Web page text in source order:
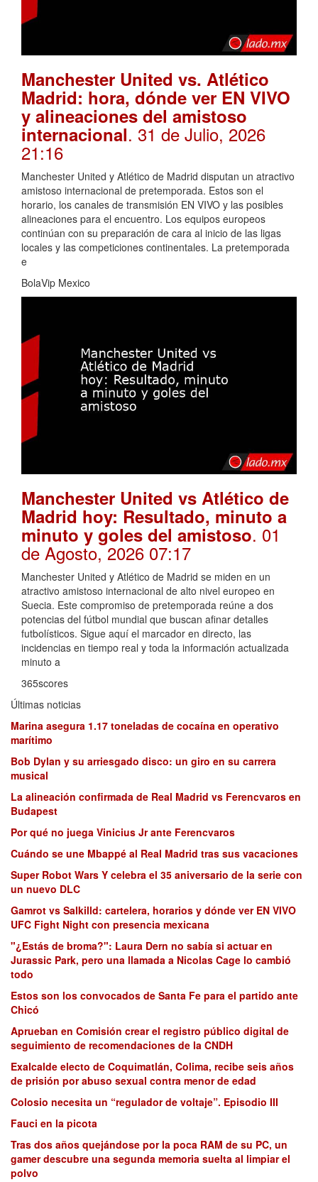
Manchester United vs. Atlético
Madrid: hora, dónde ver EN VIVO
y alineaciones del amistoso
internacional. 31 de Julio, 2026
21:16
Manchester United y Atlético de Madrid disputan un atractivo
amistoso internacional de pretemporada. Estos son el
horario, los canales de transmisión EN VIVO y las posibles
alineaciones para el encuentro. Los equipos europeos
continúan con su preparación de cara al inicio de las ligas
locales y las competiciones continentales. La pretemporada
e
BolaVip Mexico
Manchester United vs Atlético de
Madrid hoy: Resultado, minuto a
minuto y goles del amistoso. 01
de Agosto, 2026 07:17
Manchester United y Atlético de Madrid se miden en un
atractivo amistoso internacional de alto nivel europeo en
Suecia. Este compromiso de pretemporada reúne a dos
potencias del fútbol mundial que buscan afinar detalles
futbolísticos. Sigue aquí el marcador en directo, las
incidencias en tiempo real y toda la información actualizada
minuto a
365scores
Últimas noticias
Marina asegura 1.17 toneladas de cocaína en operativo
marítimo
Bob Dylan y su arriesgado disco: un giro en su carrera
musical
La alineación confirmada de Real Madrid vs Ferencvaros en
Budapest
Por qué no juega Vinicius Jr ante Ferencvaros
Cuándo se une Mbappé al Real Madrid tras sus vacaciones
Super Robot Wars Y celebra el 35 aniversario de la serie con
un nuevo DLC
Gamrot vs Salkilld: cartelera, horarios y dónde ver EN VIVO
UFC Fight Night con presencia mexicana
"¿Estás de broma?": Laura Dern no sabía si actuar en
Jurassic Park, pero una llamada a Nicolas Cage lo cambió
todo
Estos son los convocados de Santa Fe para el partido ante
Chicó
Aprueban en Comisión crear el registro público digital de
seguimiento de recomendaciones de la CNDH
Exalcalde electo de Coquimatlán, Colima, recibe seis años
de prisión por abuso sexual contra menor de edad
Colosio necesita un “regulador de voltaje”. Episodio III
Fauci en la picota
Tras dos años quejándose por la poca RAM de su PC, un
gamer descubre una segunda memoria suelta al limpiar el
polvo